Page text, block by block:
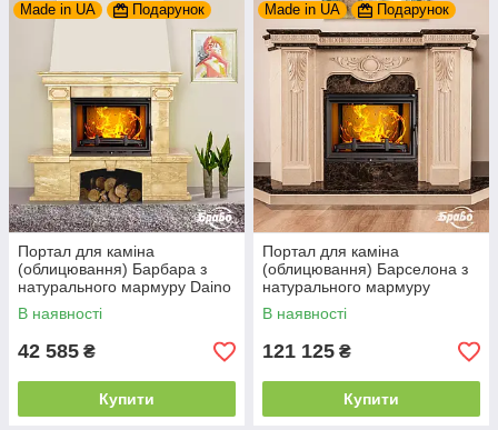
Made in UA Подарунок
Портал для каміна
(облицювання) Барбара з
натурального мармуру Daino
Reale
В наявності
42 585 ₴
Купити
Made in UA Подарунок
Портал для каміна
(облицювання) Барселона з
натурального мармуру
Botticino
В наявності
121 125 ₴
Купити